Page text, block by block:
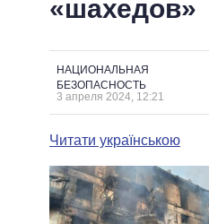
КАБИНЕТ
ГЛАВЫ
МЭРЫ
ВСЕ ПЕРСОНЫ
«шахедов»
НАЦИОНАЛЬНАЯ
БЕЗОПАСНОСТЬ
3 апреля 2024, 12:21
Читати українською